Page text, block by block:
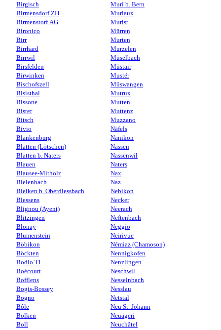
Birgisch
Birmensdorf ZH
Birmenstorf AG
Bironico
Birr
Birrhard
Birrwil
Birsfelden
Birwinken
Bischofszell
Bisisthal
Bissone
Bister
Bitsch
Bivio
Blankenburg
Blatten (Lötschen)
Blatten b. Naters
Blauen
Blausee-Mitholz
Bleienbach
Bleiken b. Oberdiessbach
Blessens
Blignou (Ayent)
Blitzingen
Blonay
Blumenstein
Böbikon
Böckten
Bodio TI
Boécourt
Bofflens
Bogis-Bossey
Bogno
Bôle
Bolken
Boll
Muri b. Bern
Muriaux
Murist
Mürren
Murten
Murzelen
Müselbach
Müstair
Mustér
Müswangen
Mutrux
Mutten
Muttenz
Muzzano
Näfels
Nänikon
Nassen
Nassenwil
Naters
Nax
Naz
Nebikon
Necker
Neerach
Neftenbach
Neggio
Neirivue
Némiaz (Chamoson)
Nennigkofen
Nenzlingen
Neschwil
Nesselnbach
Nesslau
Netstal
Neu St. Johann
Neuägeri
Neuchâtel